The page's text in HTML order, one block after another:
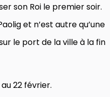
son Roi le premier soir.
et n’est autre qu’une
le port de la ville à la fin
22 février.